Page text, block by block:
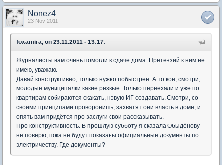
Nonez4
23 Nov 2011
foxamira, on 23.11.2011 - 13:17:
Журналисты нам очень помогли в сдаче дома. Претензий к ним не
имею, уважаю.
Давай конструктивно, только нужно побыстрее. А то вон, смотри,
молодые муниципалки какие резвые. Только переехали и уже по
квартирам собираются скакать, новую ИГ создавать. Смотри, со
своими принципами проворонишь, захватят они власть в доме, и
опять вам придётся про заслуги свои рассказывать.
Про конструктивность. В прошлую субботу я сказала Обыдёнову-
не поверю, пока не будут показаны официальные документы по
электричеству. Где документы?